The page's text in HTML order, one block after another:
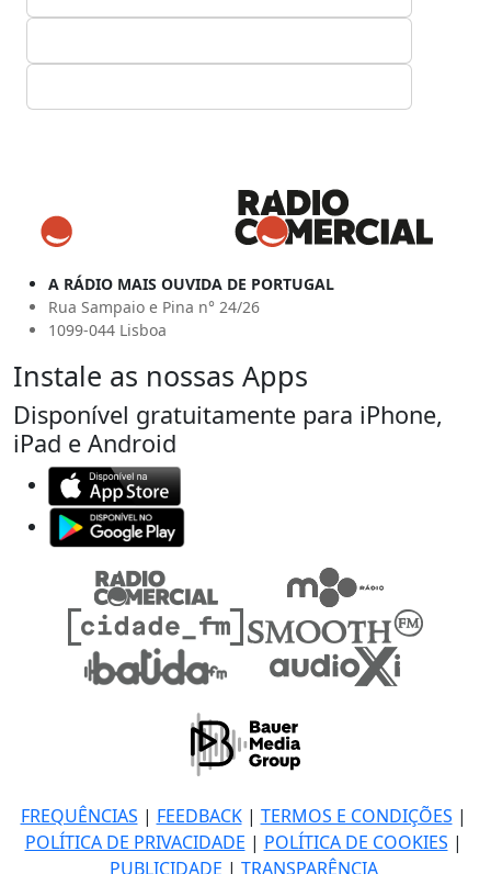
A RÁDIO MAIS OUVIDA DE PORTUGAL
Rua Sampaio e Pina n° 24/26
1099-044 Lisboa
Instale as nossas Apps
Disponível gratuitamente para iPhone,
iPad e Android
FREQUÊNCIAS | FEEDBACK| TERMOS E CONDIÇÕES |
POLÍTICA DE PRIVACIDADE | POLÍTICA DE COOKIES |
PUBLICIDADE | TRANSPARÊNCIA